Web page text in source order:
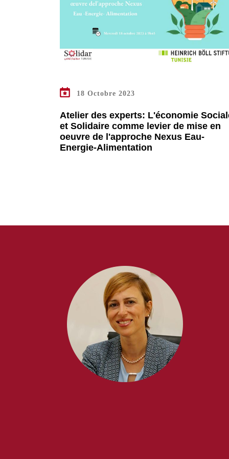
18 Octobre 2023
Atelier des experts: L'économie
et Solidaire comme levier de mise en
oeuvre de l'approche Nexus Eau-
Energie-Alimentation
EN SAVOIR PLUS